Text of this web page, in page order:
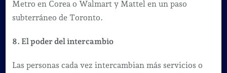
Metro en Corea o Walmart y Mattel en un paso
subterráneo de Toronto.
8. El poder del intercambio
Las personas cada vez intercambian más servicios o